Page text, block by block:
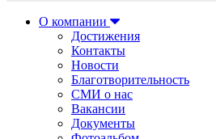
О компании
Достижения
Контакты
Новости
Благотворительность
СМИ о нас
Вакансии
Документы